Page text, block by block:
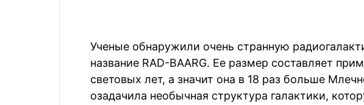
Ученые обнаружили очень странную
название RAD-BAARG. Ее размер составляет
световых лет, а значит она в 18 раз больше
озадачила необычная структура галактики,